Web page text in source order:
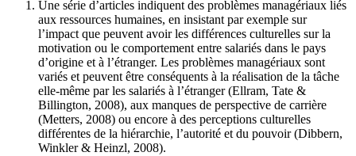
Une série d’articles indiquent des problèmes managériaux liés
aux ressources humaines, en insistant par exemple sur
l’impact que peuvent avoir les différences culturelles sur la
motivation ou le comportement entre salariés dans le pays
d’origine et à l’étranger. Les problèmes managériaux sont
variés et peuvent être conséquents à la réalisation de la tâche
elle-même par les salariés à l’étranger (Ellram, Tate &
Billington, 2008), aux manques de perspective de carrière
(Metters, 2008) ou encore à des perceptions culturelles
différentes de la hiérarchie, l’autorité et du pouvoir (Dibbern,
Winkler & Heinzl, 2008).